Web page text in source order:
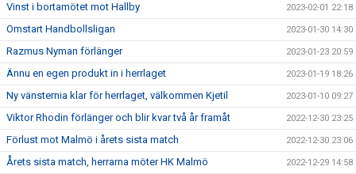
Vinst i bortamötet mot Hallby 2023-02-01 22:18
Omstart Handbollsligan 2023-01-30 14:30
Razmus Nyman förlänger 2023-01-23 20:59
Ännu en egen produkt in i herrlaget 2023-01-19 18:26
Ny vänsternia klar för herrlaget, välkommen Kjetil 2023-01-10 09:27
Viktor Rhodin förlänger och blir kvar två år framåt 2022-12-30 23:25
Förlust mot Malmö i årets sista match 2022-12-30 23:06
Årets sista match, herrarna möter HK Malmö 2022-12-29 14:58